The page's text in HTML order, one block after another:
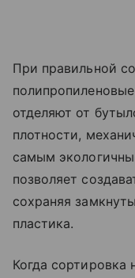
При правильной
отделяют от
плотности,
самым
позволяет
сохраняя
пластика.
Когда сортировка